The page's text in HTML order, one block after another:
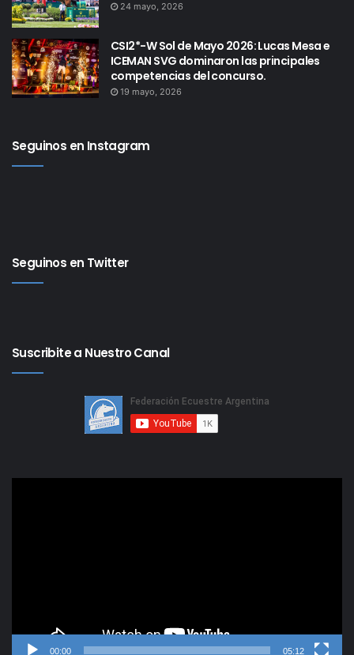
24 mayo, 2026
CSI2*-W Sol de Mayo 2026: Lucas Mesa e
ICEMAN SVG dominaron las principales
competencias del concurso.
19 mayo, 2026
Seguinos en Instagram
Seguinos en Twitter
Suscribite a Nuestro Canal
00:00 05:12